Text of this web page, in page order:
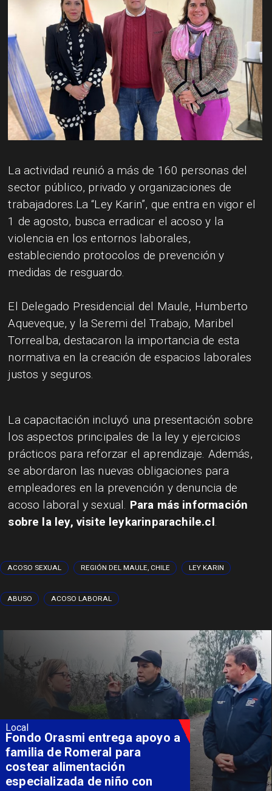
La actividad reunió a más de 160 personas del
sector público, privado y organizaciones de
trabajadores.La “Ley Karin”, que entra en vigor el
1 de agosto, busca erradicar el acoso y la
violencia en los entornos laborales,
estableciendo protocolos de prevención y
medidas de resguardo.
El Delegado Presidencial del Maule, Humberto
Aqueveque, y la Seremi del Trabajo, Maribel
Torrealba, destacaron la importancia de esta
normativa en la creación de espacios laborales
justos y seguros.
La capacitación incluyó una presentación sobre
los aspectos principales de la ley y ejercicios
prácticos para reforzar el aprendizaje. Además,
se abordaron las nuevas obligaciones para
empleadores en la prevención y denuncia de
acoso laboral y sexual. Para más información
sobre la ley, visite leykarinparachile.cl.​
ACOSO SEXUAL REGIÓN DEL MAULE, CHILE LEY KARIN
ABUSO ACOSO LABORAL
Local
Fondo Orasmi entrega apoyo a
familia de Romeral para
costear alimentación
especializada de niño con